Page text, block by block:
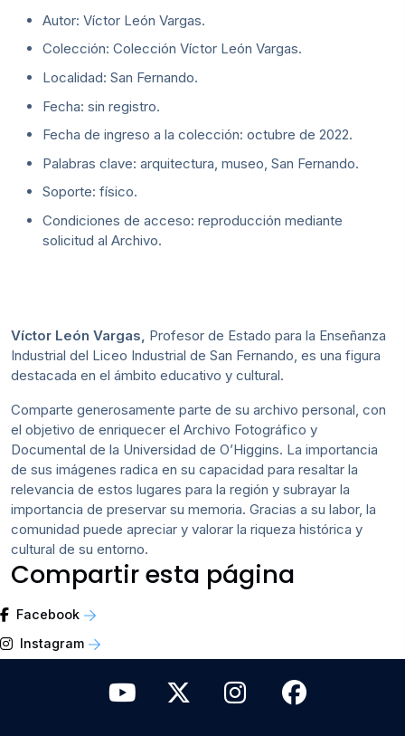
Autor: Víctor León Vargas.
Colección: Colección Víctor León Vargas.
Localidad: San Fernando.
Fecha: sin registro.
Fecha de ingreso a la colección: octubre de 2022.
Palabras clave: arquitectura, museo, San Fernando.
Soporte: físico.
Condiciones de acceso: reproducción mediante
solicitud al Archivo.
Víctor León Vargas, Profesor de Estado para la Enseñanza
Industrial del Liceo Industrial de San Fernando, es una figura
destacada en el ámbito educativo y cultural.
Comparte generosamente parte de su archivo personal, con
el objetivo de enriquecer el Archivo Fotográfico y
Documental de la Universidad de O’Higgins. La importancia
de sus imágenes radica en su capacidad para resaltar la
relevancia de estos lugares para la región y subrayar la
importancia de preservar su memoria. Gracias a su labor, la
comunidad puede apreciar y valorar la riqueza histórica y
cultural de su entorno.
Compartir esta página
Facebook
Instagram